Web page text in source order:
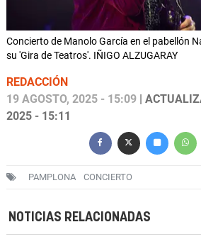
Concierto de Manolo García en el pabellón
su 'Gira de Teatros'. IÑIGO ALZUGARAY
REDACCIÓN
19 AGOSTO, 2025 - 15:09 |
2025 - 15:11
PAMPLONA CONCIERTO
NOTICIAS RELACIONADAS